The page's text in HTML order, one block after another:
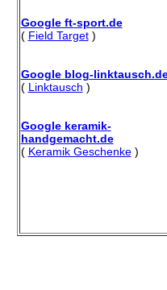
Google ft-sport.de
( Field Target)
Google blog-
( Linktausch )
Google keramik-
handgemacht.de
( Keramik Geschenke)